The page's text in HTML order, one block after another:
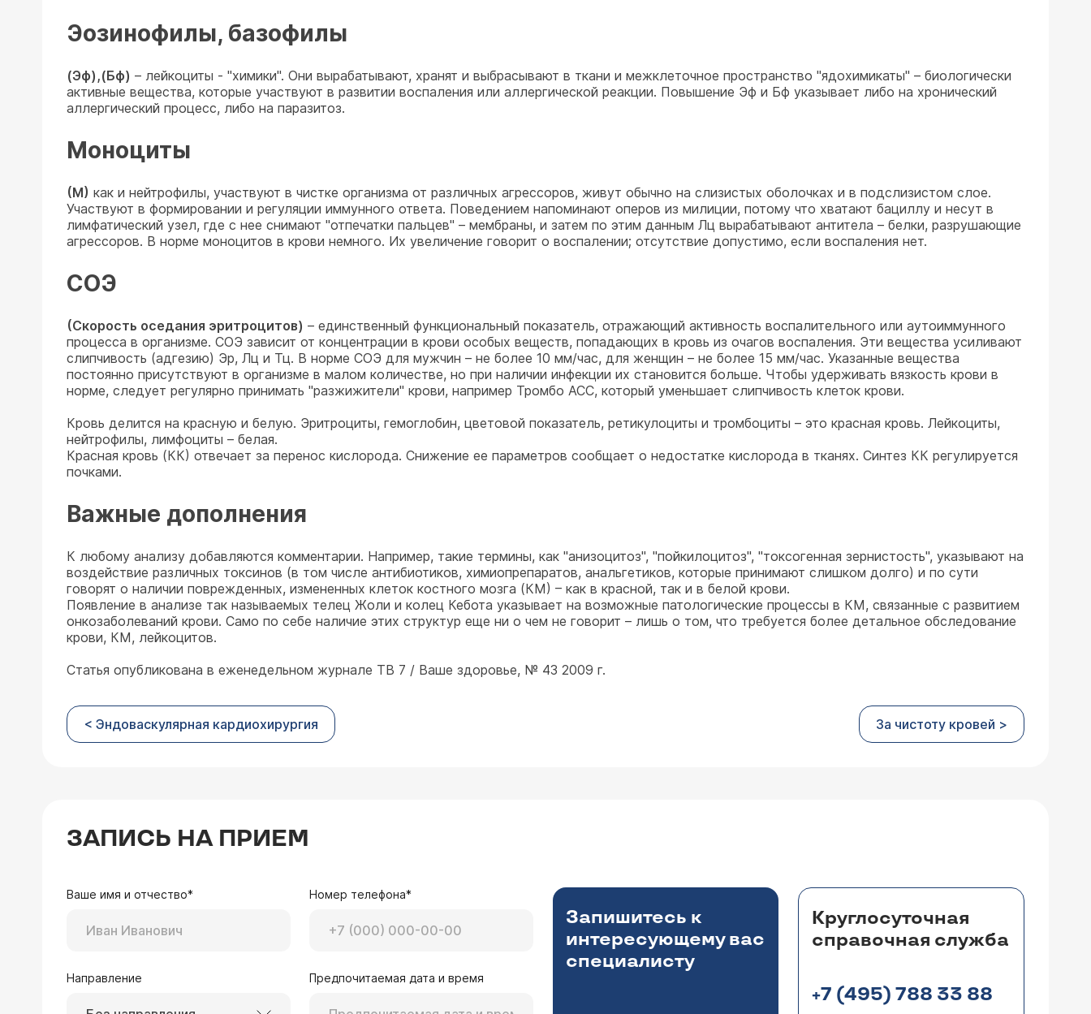
Эозинофилы, базофилы
(Эф),(Бф) – лейкоциты - "химики". Они вырабатывают, хранят и выбрасывают в ткани и межклеточное пространство "ядохимикаты" – биологически
активные вещества, которые участвуют в развитии воспаления или аллергической реакции. Повышение Эф и Бф указывает либо на хронический
аллергический процесс, либо на паразитоз.
Моноциты
(М) как и нейтрофилы, участвуют в чистке организма от различных агрессоров, живут обычно на слизистых оболочках и в подслизистом слое.
Участвуют в формировании и регуляции иммунного ответа. Поведением напоминают оперов из милиции, потому что хватают бациллу и несут в
лимфатический узел, где с нее снимают "отпечатки пальцев" – мембраны, и затем по этим данным Лц вырабатывают антитела – белки, разрушающие
агрессоров. В норме моноцитов в крови немного. Их увеличение говорит о воспалении; отсутствие допустимо, если воспаления нет.
СОЭ
(Скорость оседания эритроцитов) – единственный функциональный показатель, отражающий активность воспалительного или аутоиммунного
процесса в организме. СОЭ зависит от концентрации в крови особых веществ, попадающих в кровь из очагов воспаления. Эти вещества усиливают
слипчивость (адгезию) Эр, Лц и Тц. В норме СОЭ для мужчин – не более 10 мм/час, для женщин – не более 15 мм/час. Указанные вещества
постоянно присутствуют в организме в малом количестве, но при наличии инфекции их становится больше. Чтобы удерживать вязкость крови в
норме, следует регулярно принимать "разжижители" крови, например Тромбо АСС, который уменьшает слипчивость клеток крови.
Кровь делится на красную и белую. Эритроциты, гемоглобин, цветовой показатель, ретикулоциты и тромбоциты – это красная кровь. Лейкоциты,
нейтрофилы, лимфоциты – белая.
Красная кровь (КК) отвечает за перенос кислорода. Снижение ее параметров сообщает о недостатке кислорода в тканях. Синтез КК регулируется
почками.
Важные дополнения
К любому анализу добавляются комментарии. Например, такие термины, как "анизоцитоз", "пойкилоцитоз", "токсогенная зернистость", указывают на
воздействие различных токсинов (в том числе антибиотиков, химиопрепаратов, анальгетиков, которые принимают слишком долго) и по сути
говорят о наличии поврежденных, измененных клеток костного мозга (КМ) – как в красной, так и в белой крови.
Появление в анализе так называемых телец Жоли и колец Кебота указывает на возможные патологические процессы в КМ, связанные с развитием
онкозаболеваний крови. Само по себе наличие этих структур еще ни о чем не говорит – лишь о том, что требуется более детальное обследование
крови, КМ, лейкоцитов.
Статья опубликована в еженедельном журнале ТВ 7 / Ваше здоровье, № 43 2009 г.
< Эндоваскулярная кардиохирургия За чистоту кровей >
ЗАПИСЬ НА ПРИЕМ
Ваше имя и отчество* Номер телефона*
Направление Предпочитаемая дата и время
Запишитесь к
интересующему вас
специалисту
Круглосуточная
справочная служба
+7 (495) 788 33 88